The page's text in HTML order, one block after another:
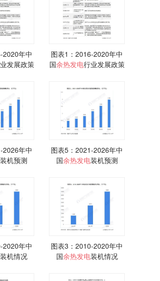
2020年中
发展政策
图表1：2016-2020年中
国余热发电行业发展政策
2026年中
装机预测
图表5：2021-2026年中
国余热发电装机预测
2020年中
装机情况
图表3：2010-2020年中
国余热发电装机情况